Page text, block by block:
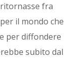
ritornasse fra
il mondo che
per diffondere
subito dal